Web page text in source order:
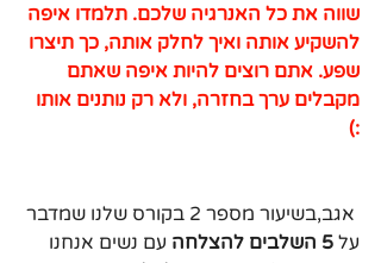
שווה את כל האנרגיה שלכם. תלמדו איפה
להשקיע אותה ואיך לחלק אותה, כך תיצרו
שפע. אתם רוצים להיות איפה שאתם
מקבלים ערך בחזרה, ולא רק נותנים אותו
:)
אגב,בשיעור מספר 2 בקורס שלנו שמדבר
על 5 השלבים להצלחה
עם נשים אנחנו